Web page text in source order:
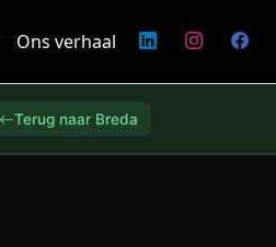
Ons verhaal
Terug naar Breda